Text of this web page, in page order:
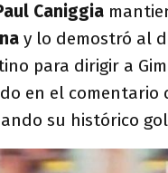
Caniggia
y lo demostró al
para dirigir a
en el comentario
su histórico